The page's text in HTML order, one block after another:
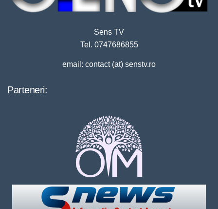
Sens TV
Tel. 0747686855
email: contact (at) senstv.ro
Parteneri: